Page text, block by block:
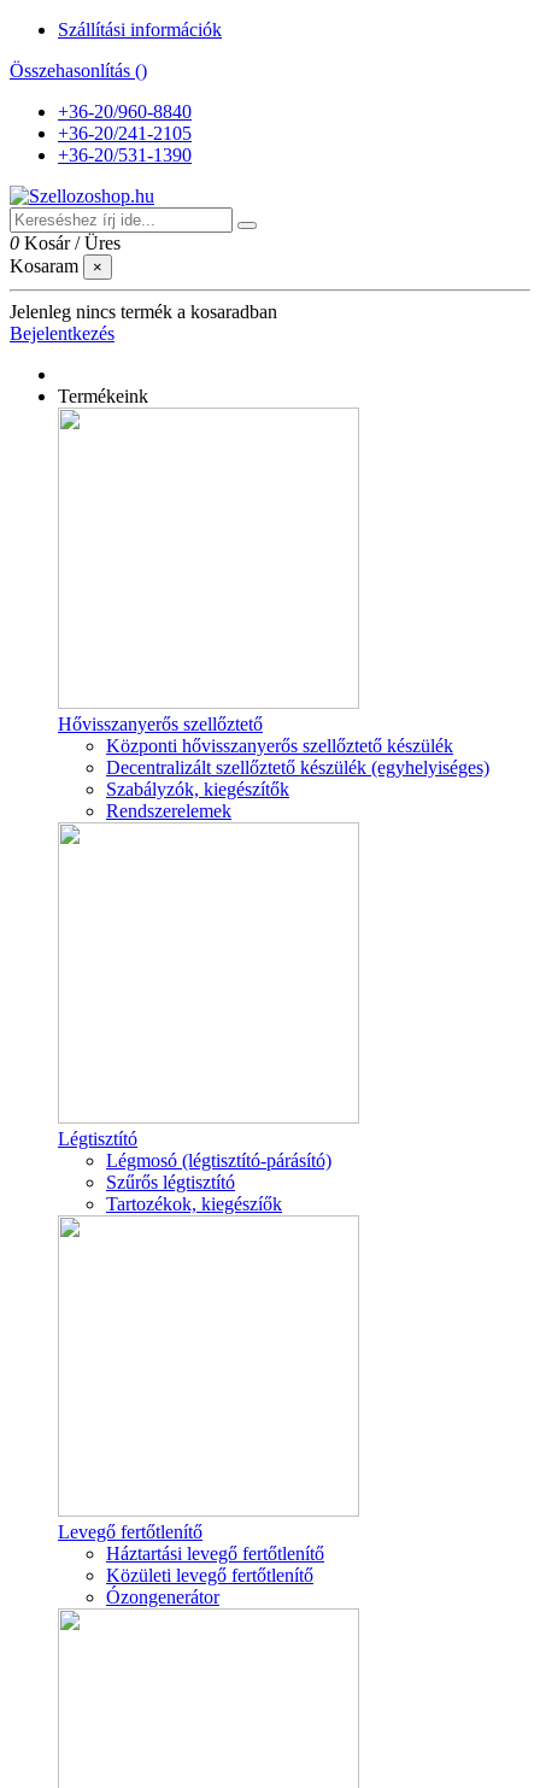
Szállítási információk
Összehasonlítás ()
+36-20/960-8840
+36-20/241-2105
+36-20/531-1390
0 Kosár /Üres
Kosaram
×
Jelenleg nincs termék a kosaradban
Bejelentkezés
Termékeink
Hővisszanyerős szellőztető
Központi hővisszanyerős szellőztető készülék
Decentralizált szellőztető készülék (egyhelyiséges)
Szabályzók, kiegészítők
Rendszerelemek
Légtisztító
Légmosó (légtisztító-párásító)
Szűrős légtisztító
Tartozékok, kiegészíők
Levegő fertőtlenítő
Háztartási levegő fertőtlenítő
Közületi levegő fertőtlenítő
Ózongenerátor